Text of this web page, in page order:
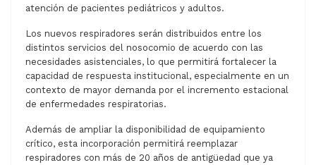
atención de pacientes pediátricos y adultos.
Los nuevos respiradores serán distribuidos entre los
distintos servicios del nosocomio de acuerdo con las
necesidades asistenciales, lo que permitirá fortalecer la
capacidad de respuesta institucional, especialmente en un
contexto de mayor demanda por el incremento estacional
de enfermedades respiratorias.
Además de ampliar la disponibilidad de equipamiento
crítico, esta incorporación permitirá reemplazar
respiradores con más de 20 años de antigüedad que ya